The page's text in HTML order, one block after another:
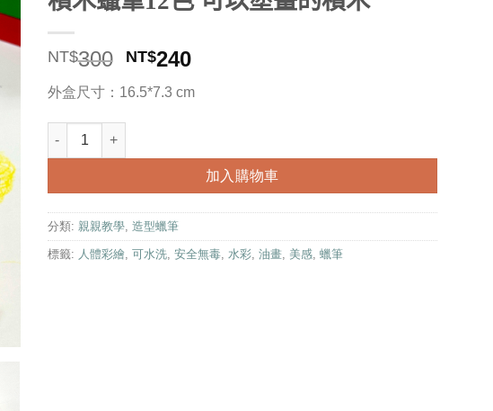
NT$300 原
價
格：
NT$240目
價
外盒尺寸：16.5*7.3 cm
積木蠟筆12色 可以塗畫的積木 數量
加入購物車
分類: 親親教學, 造型蠟筆
標籤: 人體彩繪, 可水洗, 安全無毒, 水彩, 油畫, 美感, 蠟筆